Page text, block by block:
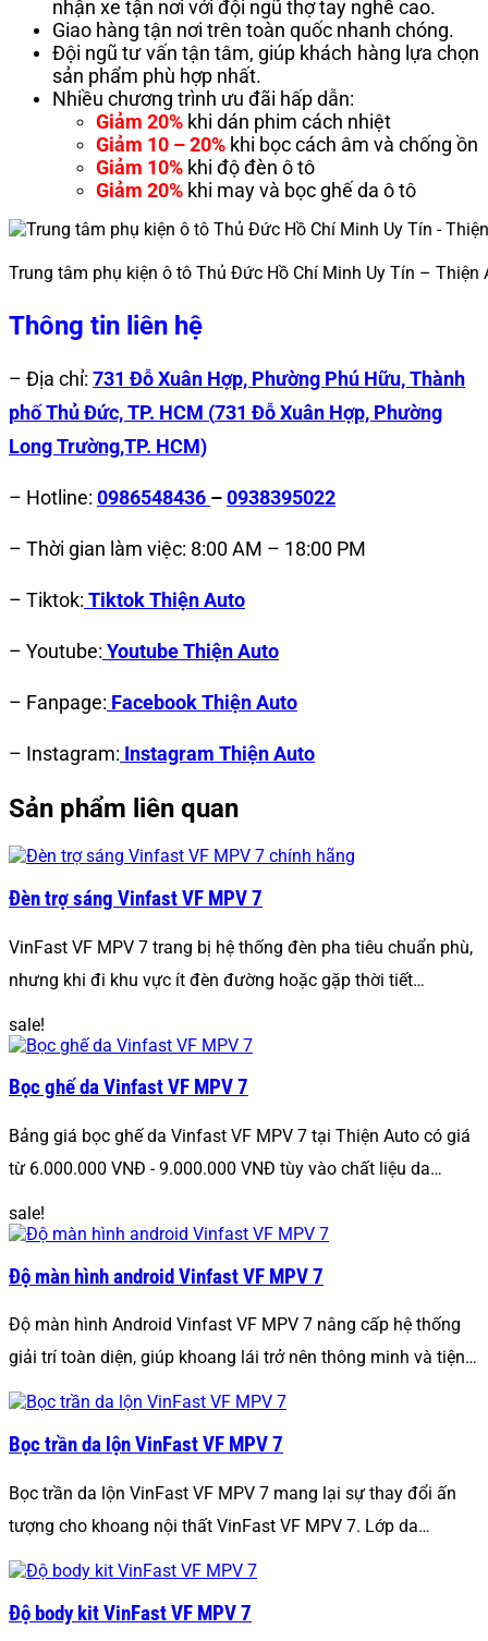
nhận xe tận nơi với đội ngũ thợ tay nghề cao.
Giao hàng tận nơi trên toàn quốc nhanh chóng.
Đội ngũ tư vấn tận tâm, giúp khách hàng lựa chọn
sản phẩm phù hợp nhất.
Nhiều chương trình ưu đãi hấp dẫn:
Giảm 20% khi dán phim cách nhiệt
Giảm 10 – 20% khi bọc cách âm và chống ồn
Giảm 10% khi độ đèn ô tô
Giảm 20% khi may và bọc ghế da ô tô
Trung tâm phụ kiện ô tô Thủ Đức Hồ Chí Minh Uy Tín – Thiện
Thông tin liên hệ
– Địa chỉ: 731 Đỗ Xuân Hợp, Phường Phú Hữu, Thành
phố Thủ Đức, TP. HCM (731 Đỗ Xuân Hợp, Phường
Long Trường,TP. HCM)
– Hotline: 0986548436 –0938395022
– Thời gian làm việc: 8:00 AM – 18:00 PM
– Tiktok: Tiktok Thiện Auto
– Youtube: Youtube Thiện Auto
– Fanpage: Facebook Thiện Auto
– Instagram: Instagram Thiện Auto
Sản phẩm liên quan
Đèn trợ sáng Vinfast VF MPV 7
VinFast VF MPV 7 trang bị hệ thống đèn pha tiêu chuẩn phù,
nhưng khi đi khu vực ít đèn đường hoặc gặp thời tiết…
sale!
Bọc ghế da Vinfast VF MPV 7
Bảng giá bọc ghế da Vinfast VF MPV 7 tại Thiện Auto có giá
từ 6.000.000 VNĐ - 9.000.000 VNĐ tùy vào chất liệu da…
sale!
Độ màn hình android Vinfast VF MPV 7
Độ màn hình Android Vinfast VF MPV 7 nâng cấp hệ thống
giải trí toàn diện, giúp khoang lái trở nên thông minh và tiện…
Bọc trần da lộn VinFast VF MPV 7
Bọc trần da lộn VinFast VF MPV 7 mang lại sự thay đổi ấn
tượng cho khoang nội thất VinFast VF MPV 7. Lớp da…
Độ body kit VinFast VF MPV 7